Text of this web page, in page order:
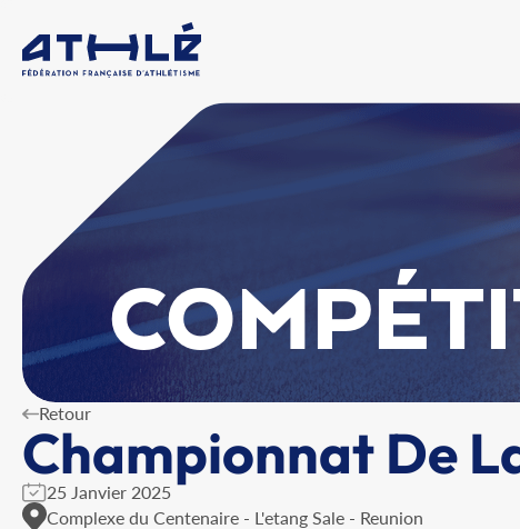
Retour
Championnat De
25 Janvier 2025
Complexe du Centenaire - L'etang Sale - Reunion